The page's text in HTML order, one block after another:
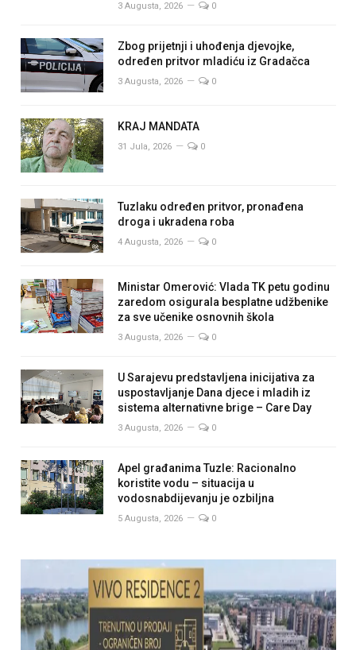
3 Augusta, 2026 0
Zbog prijetnji i uhođenja djevojke,
određen pritvor mladiću iz Gradačca
3 Augusta, 2026 0
KRAJ MANDATA
31 Jula, 2026 0
Tuzlaku određen pritvor, pronađena
droga i ukradena roba
4 Augusta, 2026 0
Ministar Omerović: Vlada TK petu godinu
zaredom osigurala besplatne udžbenike
za sve učenike osnovnih škola
3 Augusta, 2026 0
U Sarajevu predstavljena inicijativa za
uspostavljanje Dana djece i mladih iz
sistema alternativne brige – Care Day
3 Augusta, 2026 0
Apel građanima Tuzle: Racionalno
koristite vodu – situacija u
vodosnabdijevanju je ozbiljna
5 Augusta, 2026 0